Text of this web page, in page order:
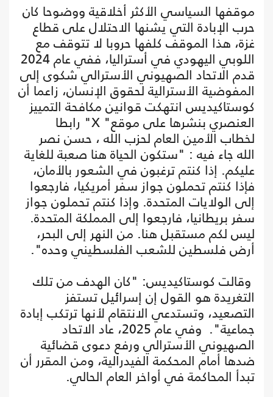
موقفها السياسي الأكثر أخلاقية ووضوحا كان
حرب الإبادة التي يشنها الاحتلال على قطاع
غزة، هذا الموقف كلفها حروبا لا تتوقف مع
اللوبي اليهودي في أستراليا، ففي عام 2024
قدم الاتحاد الصهيوني الأسترالي شكوى إلى
المفوضية الأسترالية لحقوق الإنسان، زاعما أن
كوستاكيديس انتهكت قوانين مكافحة التمييز
العنصري بنشرها على موقع" X" رابطا
لخطاب الأمين العام لحزب الله ، حسن نصر
الله جاء فيه : "ستكون الحياة هنا صعبة للغاية
عليكم. إذا كنتم ترغبون في الشعور بالأمان،
فإذا كنتم تحملون جواز سفر أمريكيا، فارجعوا
إلى الولايات المتحدة. وإذا كنتم تحملون جواز
سفر بريطانيا، فارجعوا إلى المملكة المتحدة.
ليس لكم مستقبل هنا. من النهر إلى البحر،
أرض فلسطين للشعب الفلسطيني وحده".
وقالت كوستاكيديس: "كان الهدف من تلك
التغريدة هو القول إن إسرائيل تستفز
التصعيد، وتستدعي الانتقام لأنها ترتكب إبادة
جماعية". وفي عام 2025، عاد الاتحاد
الصهيوني الأسترالي ورفع دعوى قضائية
ضدها أمام المحكمة الفيدرالية، ومن المقرر أن
تبدأ المحاكمة في أواخر العام الحالي.